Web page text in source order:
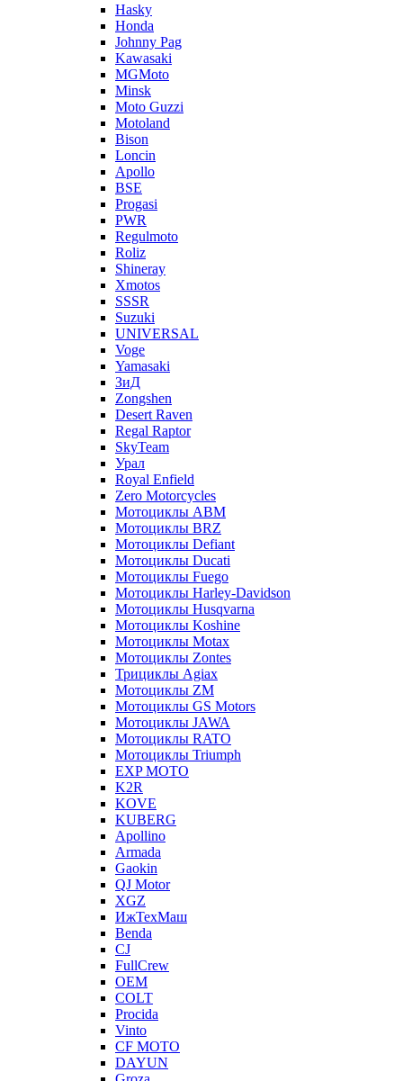
Hasky
Honda
Johnny Pag
Kawasaki
MGMoto
Minsk
Moto Guzzi
Motoland
Bison
Loncin
Apollo
BSE
Progasi
PWR
Regulmoto
Roliz
Shineray
Xmotos
SSSR
Suzuki
UNIVERSAL
Voge
Yamasaki
ЗиД
Zongshen
Desert Raven
Regal Raptor
SkyTeam
Урал
Royal Enfield
Zero Motorcycles
Мотоциклы ABM
Мотоциклы BRZ
Мотоциклы Defiant
Мотоциклы Ducati
Мотоциклы Fuego
Мотоциклы Harley-Davidson
Мотоциклы Husqvarna
Мотоциклы Koshine
Мотоциклы Motax
Мотоциклы Zontes
Трициклы Agiax
Мотоциклы ZM
Мотоциклы GS Motors
Мотоциклы JAWA
Мотоциклы RATO
Мотоциклы Triumph
EXP MOTO
K2R
KOVE
KUBERG
Apollino
Armada
Gaokin
QJ Motor
XGZ
ИжТехМаш
Benda
CJ
FullCrew
OEM
COLT
Procida
Vinto
CF MOTO
DAYUN